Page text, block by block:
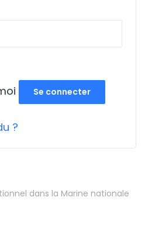
Se connecter
?
dans la Marine nationale